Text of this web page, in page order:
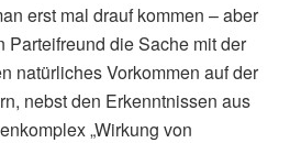
erst mal drauf kommen – aber
Parteifreund die Sache mit der
natürliches Vorkommen auf der
nebst den Erkenntnissen aus
„Wirkung von